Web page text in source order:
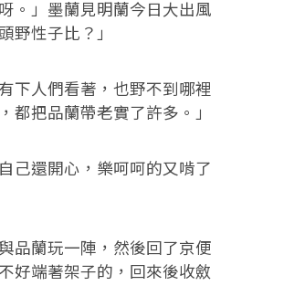
」墨蘭見明蘭今日大出風
野性子比？」
人們看著，也野不到哪裡
都把品蘭帶老實了許多。」
還開心，樂呵呵的又啃了
蘭玩一陣，然後回了京便
好端著架子的，回來後收斂